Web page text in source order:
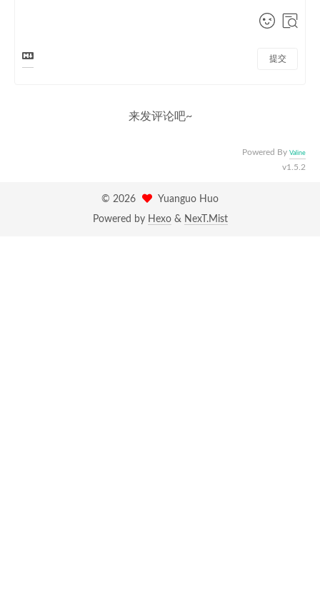
提交
来发评论吧~
Powered By Valine
v1.5.2
© 2026
Yuanguo Huo
Powered by Hexo& NexT.Mist